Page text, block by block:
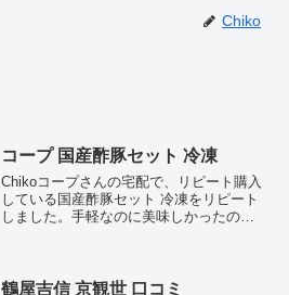
Chiko
コープ 国産酢豚セット 冷凍
Chikoコープさんの宅配で、リピート購入
している国産酢豚セット 冷凍をリピート
しました。手軽なのに美味しかったの
について紹...
鶴屋吉信 京観世 口コミ